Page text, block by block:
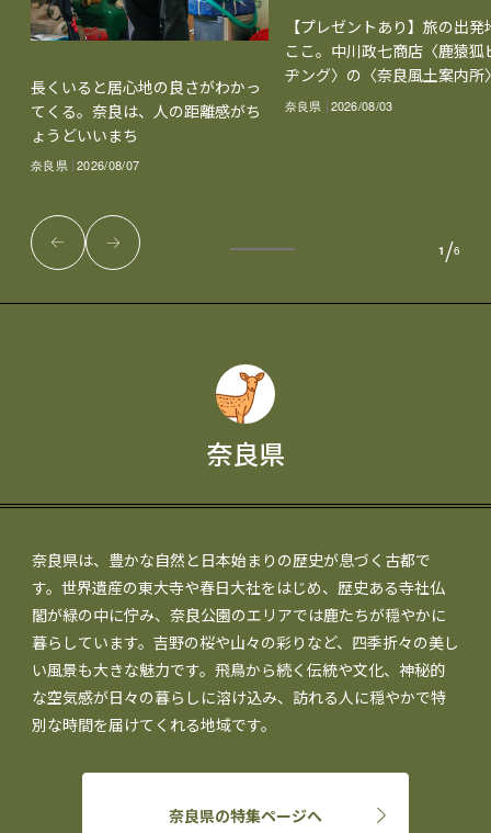
奈良県
奈良県は、豊かな自然と日本始まりの歴史が息づく古都で
す。世界遺産の東大寺や春日大社をはじめ、歴史ある寺社仏
閣が緑の中に佇み、奈良公園のエリアでは鹿たちが穏やかに
暮らしています。吉野の桜や山々の彩りなど、四季折々の美し
い風景も大きな魅力です。飛鳥から続く伝統や文化、神秘的
な空気感が日々の暮らしに溶け込み、訪れる人に穏やかで特
別な時間を届けてくれる地域です。
奈良県の特集ページへ
長くいると居心地の良さがわかっ
てくる。奈良は、人の距離感がち
ょうどいいまち
奈良県 2026/08/07
【プレゼントあり】旅の出発
ここ。中川政七商店〈鹿猿狐
ヂング〉の〈奈良風土案内所
奈良県 2026/08/03
1 /6